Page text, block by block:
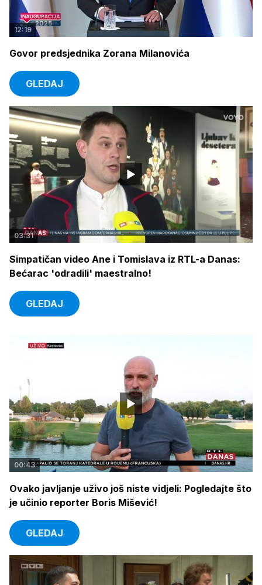
12:19
Govor predsjednika Zorana Milanovića
GLEDAJ
03:31
Simpatičan video Ane i Tomislava iz RTL-a Danas:
Bećarac 'odradili' maestralno!
GLEDAJ
00:43
Ovako javljanje uživo još niste vidjeli: Pogledajte što
je učinio reporter Boris Mišević!
GLEDAJ